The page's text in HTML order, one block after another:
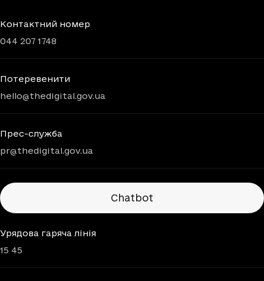
Контактний номер
044 207 1748
Потеревенити
hello@thedigital.gov.ua
Прес-служба
pr@thedigital.gov.ua
Chatbots
Chatbot
Урядова гаряча лінія
15 45